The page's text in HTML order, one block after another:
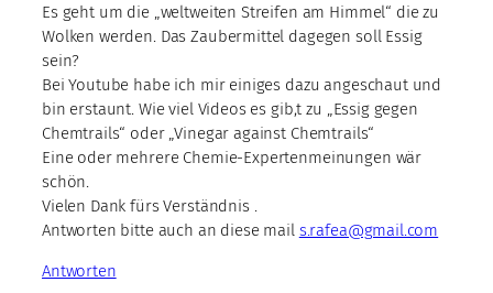
Es geht um die „weltweiten Streifen am Himmel“ die zu
Wolken werden. Das Zaubermittel dagegen soll Essig
sein?
Bei Youtube habe ich mir einiges dazu angeschaut und
bin erstaunt. Wie viel Videos es gib,t zu „Essig gegen
Chemtrails“ oder „Vinegar against Chemtrails“
Eine oder mehrere Chemie-Expertenmeinungen wär
schön.
Vielen Dank fürs Verständnis .
Antworten bitte auch an diese mail s.rafea@gmail.com
Antworten